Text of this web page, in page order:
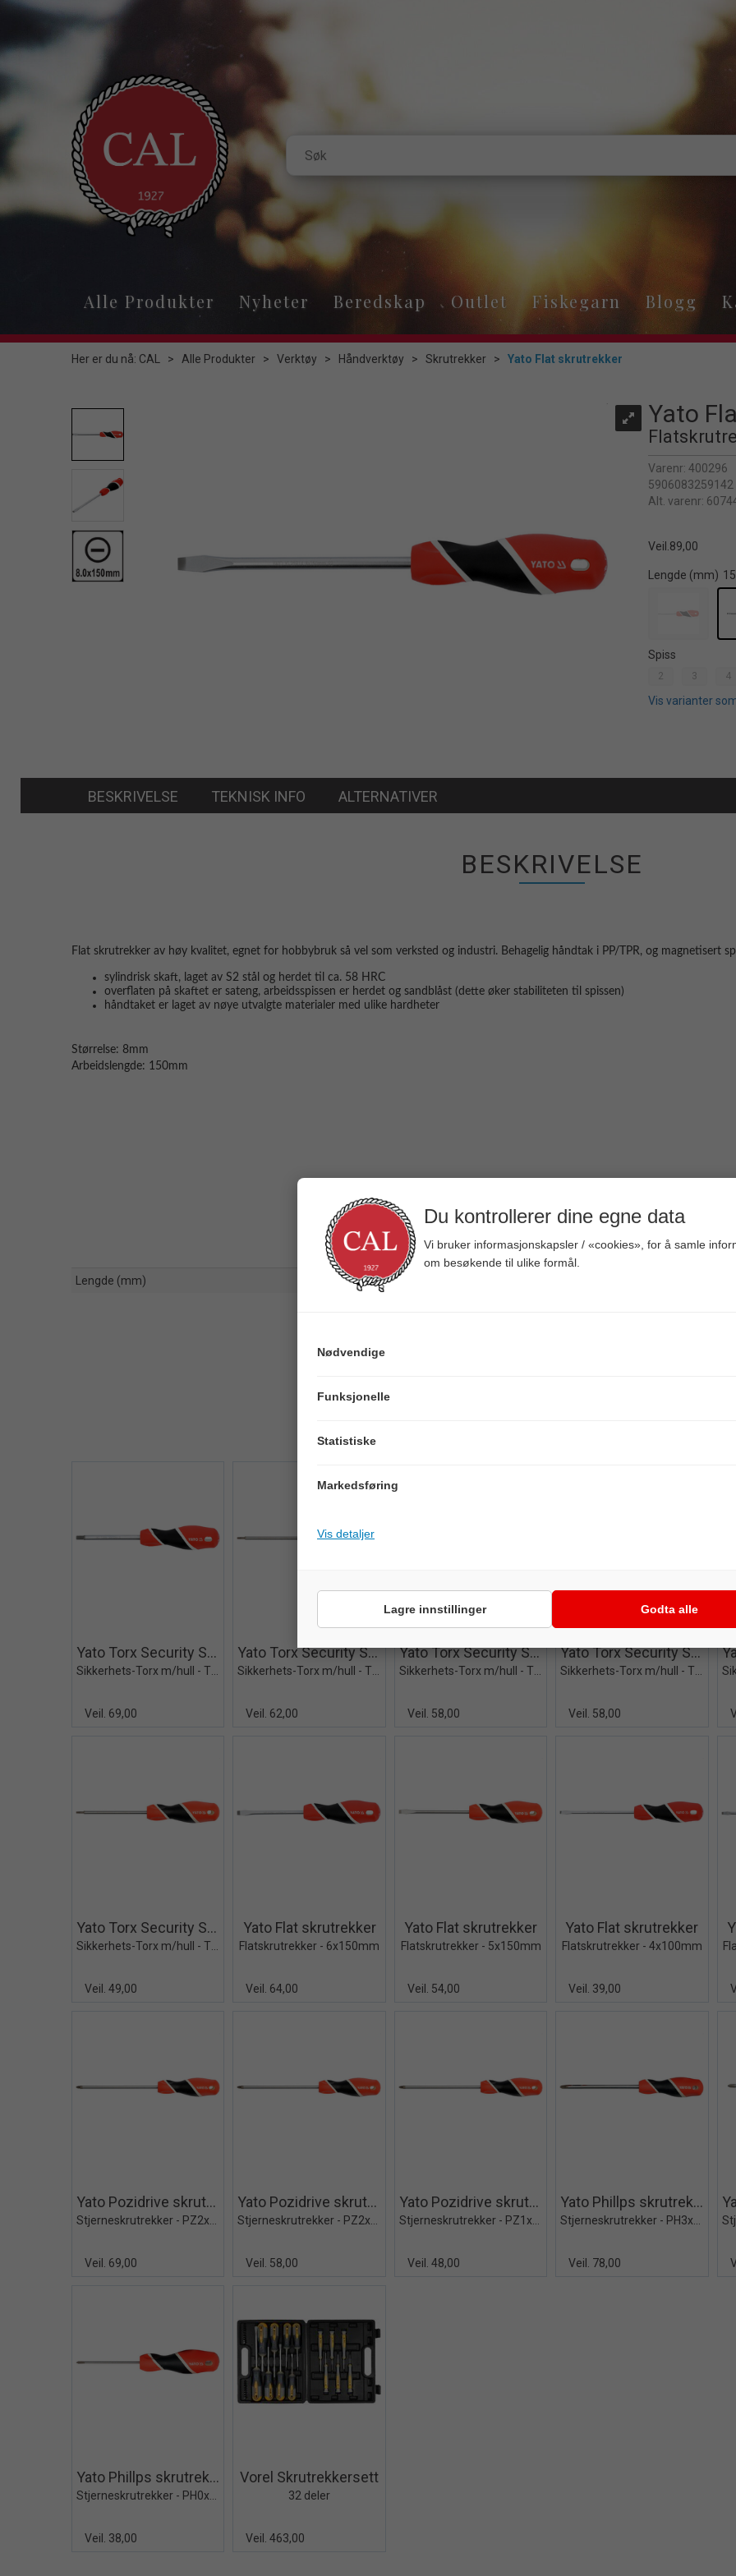
Alle Produkter Nyheter Beredskap Outlet Fiskegarn Blogg
Her er du nå: CAL > Alle Produkter > Verktøy > Håndverktøy > Skrutrekker > Yato Flat skrutrekker
Yato
Varenr: 400296
5906083259142
Alt. varenr:
Veil. 89,00
Lengde (mm)
Spiss
2 3 4
Vis varianter
BESKRIVELSE TEKNISK INFO ALTERNATIVER
BESKRIVELSE
Flat skrutrekker av høy kvalitet, egnet for hobbybruk så vel som verksted og industri. Behagelig håndtak i PP/TPR, og magnetisert
sylindrisk skaft, laget av S2 stål og herdet til ca. 58 HRC
overflaten på skaftet er sateng, arbeidsspissen er herdet og sandblåst (dette øker stabiliteten til spissen)
håndtaket er laget av nøye utvalgte materialer med ulike hardheter
Størrelse: 8mm
Arbeidslengde: 150mm
Lengde (mm)
Yato Torx Security Skrutrekker
Sikkerhets-Torx m/hull - T40x100mm
Veil. 69,00
Yato Torx Security Skrutrekker
Sikkerhets-Torx m/hull - T30x100mm
Veil. 62,00
Yato Torx Security Skrutrekker
Sikkerhets-Torx m/hull - T27x100mm
Veil. 58,00
Yato Torx Security Skrutrekker
Sikkerhets-Torx m/hull - T25x100mm
Veil. 58,00
Yato Torx Security Skrutrekker
Veil. 49,00
Yato Flat skrutrekker
Flatskrutrekker - 6x150mm
Veil. 64,00
Yato Flat skrutrekker
Flatskrutrekker - 5x150mm
Veil. 54,00
Yato Flat skrutrekker
Flatskrutrekker - 4x100mm
Veil. 39,00
Yato Pozidrive skrutrekker
Stjerneskrutrekker - PZ2x150mm
Veil. 69,00
Yato Pozidrive skrutrekker
Stjerneskrutrekker - PZ2x100mm
Veil. 58,00
Yato Pozidrive skrutrekker
Stjerneskrutrekker - PZ1x100mm
Veil. 48,00
Yato Phillps skrutrekker
Stjerneskrutrekker - PH3x150mm
Veil. 78,00
Yato Phillps skrutrekker
Veil. 38,00
Vorel Skrutrekkersett
32 deler
Veil. 463,00
Du kontrollerer dine egne data
Vi bruker informasjonskapsler / «cookies», for å samle
om besøkende til ulike formål.
Nødvendige
Funksjonelle
Statistiske
Markedsføring
Vis detaljer
Lagre innstillinger Godta alle